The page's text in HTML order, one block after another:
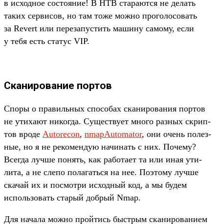
в исходное сос­тояние! В HTB ста­рают­ся не делать
таких сер­висов, но там тоже мож­но про­голо­совать
за Revert или переза­пус­тить машину самому, если
у тебя есть ста­тус VIP.
Сканирование портов
Спо­ры о пра­виль­ных спо­собах ска­ниро­вания пор­тов
не ути­хают никог­да. Сущес­тву­ет мно­го раз­ных скрип­
тов вро­де Autorecon, nmapAutomator, они очень полез­
ные, но я не рекомен­дую начинать с них. Почему?
Всег­да луч­ше понять, как работа­ет та или иная ути­
лита, а не сле­по полагать­ся на нее. Поэто­му луч­ше
ска­чай их и пос­мотри исходный код, а мы будем
исполь­зовать ста­рый доб­рый Nmap.
Для начала мож­но прой­тись быс­трым ска­ниро­вани­ем